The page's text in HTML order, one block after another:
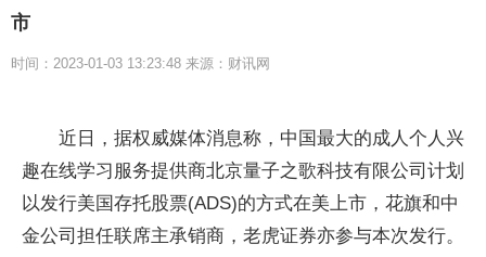
市
时间：2023-01-03 13:23:48 来源：财讯网
近日，据权威媒体消息称，中国最大的成人个人兴
趣在线学习服务提供商北京量子之歌科技有限公司计划
以发行美国存托股票(ADS)的方式在美上市，花旗和中
金公司担任联席主承销商，老虎证券亦参与本次发行。